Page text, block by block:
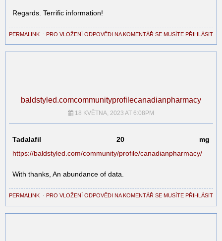
Regards. Terrific information!
PERMALINK ⋅ PRO VLOŽENÍ ODPOVĚDI NA KOMENTÁŘ SE MUSÍTE PŘIHLÁSIT
baldstyled.comcommunityprofilecanadianpharmacy
18 KVĚTNA, 2023 AT 6:08PM
Tadalafil 20 mg
https://baldstyled.com/community/profile/canadianpharmacy/
With thanks, An abundance of data.
PERMALINK ⋅ PRO VLOŽENÍ ODPOVĚDI NA KOMENTÁŘ SE MUSÍTE PŘIHLÁSIT